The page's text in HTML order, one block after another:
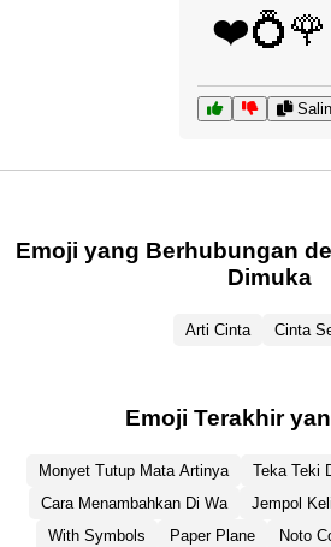
❤️💍🌹
Salin
Emoji yang Berhubungan
Dimuka
Arti Cinta Cinta
Emoji Terakhir
Monyet Tutup Mata Artinya Teka Teki
Cara Menambahkan Di Wa
Jempol
With Symbols
Paper Plane Noto